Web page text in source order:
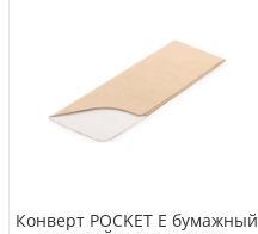
Конверт POCKET E бумажный